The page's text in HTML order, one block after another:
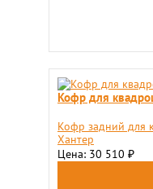
Кофр для
Кофр задний для
Хантер
Цена: 30 510 ₽